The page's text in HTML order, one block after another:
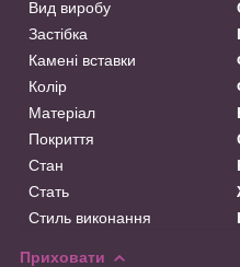
Вид виробу
Застібка
Камені вставки
Колір
Матеріал
Покриття
Стан
Стать
Стиль виконання
Приховати